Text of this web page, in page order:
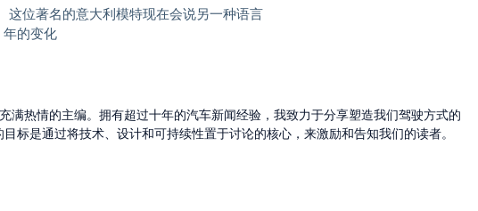
这位著名的意大利模特现在会说另一种语言
年的变化
满热情的主编。拥有超过十年的汽车新闻经验，我致力于分享塑造我们驾驶方式的
标是通过将技术、设计和可持续性置于讨论的核心，来激励和告知我们的读者。